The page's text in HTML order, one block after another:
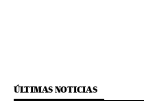
ÚLTIMAS NOTICIAS